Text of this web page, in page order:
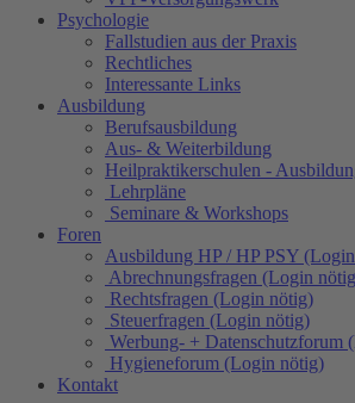
Psychologie
Fallstudien aus der Praxis
Rechtliches
Interessante Links
Ausbildung
Berufsausbildung
Aus- & Weiterbildung
Heilpraktikerschulen -
Lehrpläne
Seminare & Workshops
Foren
Ausbildung HP / HP PSY
Abrechnungsfragen (Login
Rechtsfragen (Login nötig)
Steuerfragen (Login nötig)
Werbung- + Datenschutzforum
Hygieneforum (Login nötig)
Kontakt